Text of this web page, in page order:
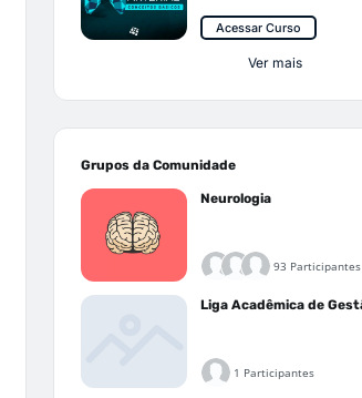
Acessar Curso
Ver mais
Grupos da Comunidade
Neurologia
93 Participantes
1 Participantes